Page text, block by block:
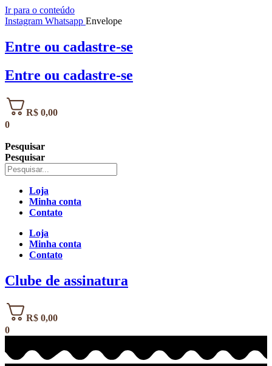
Ir para o conteúdo
Instagram Whatsapp Envelope
Entre ou cadastre-se
Entre ou cadastre-se
0
R$ 0,00
Pesquisar
Pesquisar
Loja
Minha conta
Contato
Loja
Minha conta
Contato
Clube de assinatura
0
R$ 0,00